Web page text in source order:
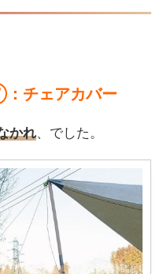
チェアカバー
かれ、でした。